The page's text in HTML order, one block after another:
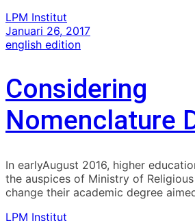
LPM Institut
Januari 26, 2017
english edition
Considering
Nomenclature
In earlyAugust 2016, higher
the auspices of Ministry of
change their academic degree
LPM Institut